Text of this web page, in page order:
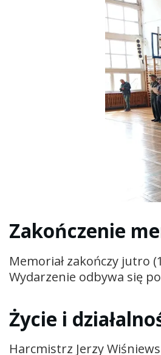
Zakończenie
Memoriał zakończy jutro
Wydarzenie odbywa się
Życie i
Harcmistrz Jerzy